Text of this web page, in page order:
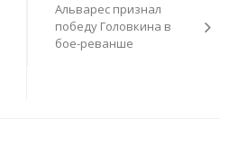
Альварес признал
победу Головкина в
бое-реванше